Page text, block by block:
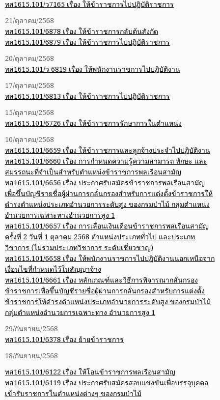
ทส1615.101/ว7165 เรื่อง ให้ข้าราชการไปปฏิบัติราชการ
21/ตุลาคม/2568
ทส1615.101/6878 เรื่อง ให้ข้าราชการกลับต้นสังกัด
ทส1615.101/6879 เรื่อง ให้ข้าราชการไปปฏิบัติราชการ
20/ตุลาคม/2568
ทส1615.101/ว 6819 เรื่อง ให้พนักงานราชการไปปฏิบัติงาน
17/ตุลาคม/2568
ทส1615.101/6813 เรื่อง ให้ข้าราชการไปปฏิบัติราชการ
15/ตุลาคม/2568
ทส1615.101/6726 เรื่อง ให้ข้าราชการรักษาการในตำแหน่ง
10/ตุลาคม/2568
ทส1615.101/6659 เรื่อง ให้ข้าราชการและลูกจ้างประจำไปปฏิบัติงาน
ทส1615.101/6660 เรื่อง การกำหนดความรู้ความสามารถ ทักษะ และ
สมรรถนะที่จำเป็นสำหรับตำแหน่งข้าราชการพลเรือนสามัญ
ทส1615.101/6656 เรื่อง ประกาศรับสมัครข้าราชการพลเรือนสามัญ
เพื่อขึ้นบัญชีรายชื่อผู้ผ่านการกลั่นกรองสำหรับการแต่งตั้งข้าราชการให้
ดำรงตำแหน่งประเภทอำนวยการระดับสูง ของกรมป่าไม้ กลุ่มตำแหน่ง
อำนวยการเฉพาะทางอำนวยการสูง 1
ทส1615.101/6657 เรื่อง การเลื่อนเงินเดือนข้าราชการพลเรือนสามัญ
ครั้งที่ 2 วันที่ 1 ตุลาคม 2568 ตำแหน่งประเภททั่วไป และประเภท
วิชาการ (ไม่รวมประเภทวิชาการ ระดับเชี่ยวชาญ)
ทส1615.101/6658 เรื่อง ให้พนักงานราชการไปปฏิบัติงานนอกเหนือจาก
เงื่อนไขที่กำหนดไว้ในสัญญาจ้าง
ทส1615.101/6661 เรื่อง หลักเกณฑ์และวิธีการพิจารณากลั่นกรอง
ข้าราชการเพื่อขึ้นบัญชีรายชื่อผู้ผ่านการกลั่นกรองสำหรับการแต่งตั้ง
ข้าราชการให้ดำรงตำแหน่งประเภทอำนวยการระดับสูง ของกรมป่าไม้
กลุ่มตำแหน่งอำนวยการเฉพาะทาง อำนวยการสูง 1
29/กันยายน/2568
ทส1615.101/6378 เรื่อง ย้ายข้าราชการ
18/กันยายน/2568
ทส1615.101/6122 เรื่อง ให้โอนข้าราชการพลเรือนสามัญ
ทส1615.101/6119 เรื่อง ประกาศรับสมัครสอบแข่งขันเพื่อบรรจุบุคคล
เข้ารับราชการในตำแหน่งต่างๆ ของกรมป่าไม้